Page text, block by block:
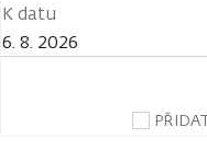
K datu
6. 8. 2026